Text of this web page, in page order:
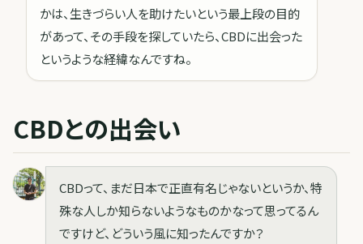
かは、生きづらい人を助けたいという最上段の目的
があって、その手段を探していたら、CBDに出会った
というような経緯なんですね。
CBDとの出会い
CBDって、まだ日本で正直有名じゃないというか、特
殊な人しか知らないようなものかなって思ってるん
ですけど、どういう風に知ったんですか？